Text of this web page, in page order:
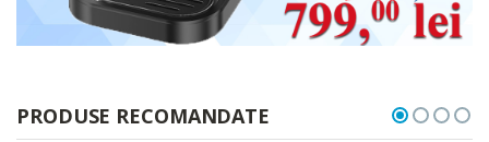
PRODUSE RECOMANDATE